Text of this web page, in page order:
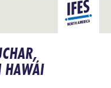
DEL
NORTE
HAWÁI